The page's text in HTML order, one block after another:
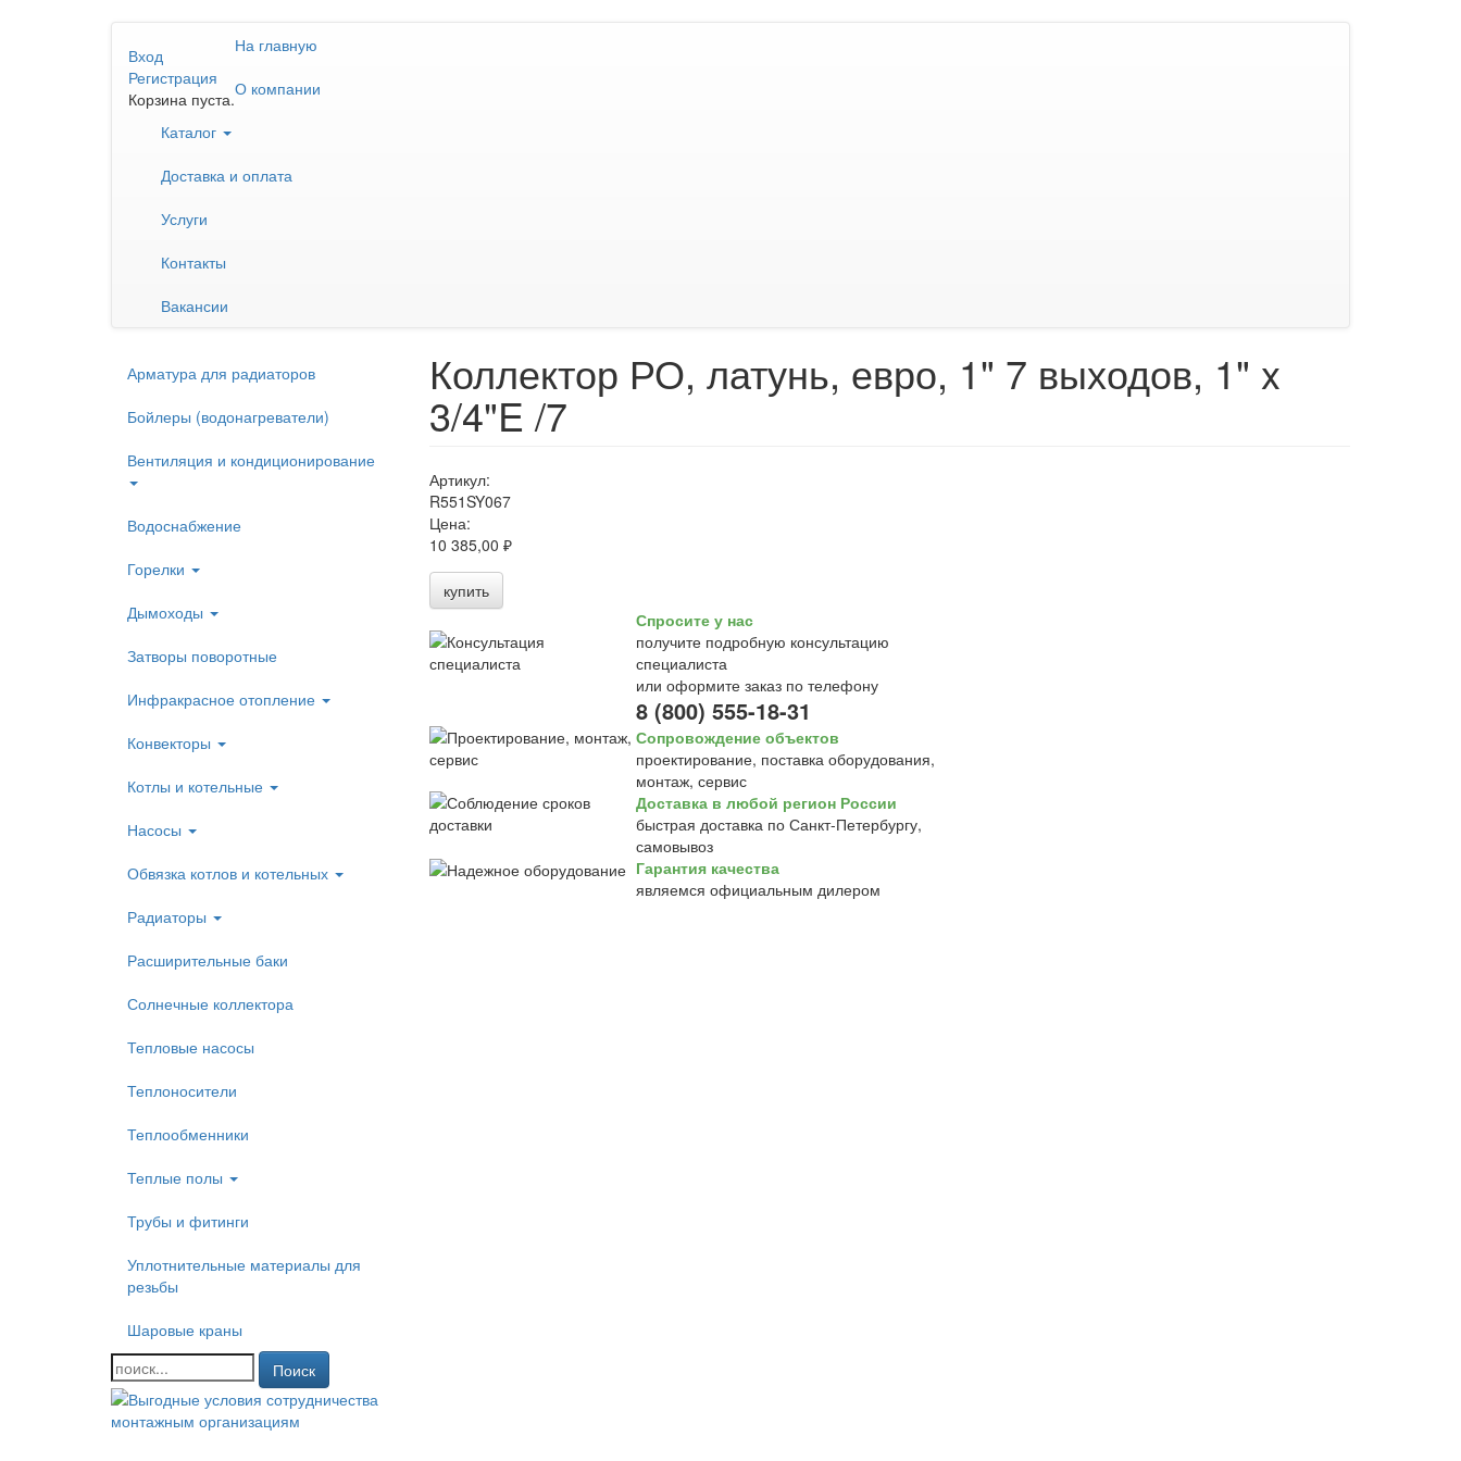
Вход
Регистрация
Корзина пуста.
На главную
О компании
Каталог
Доставка и оплата
Услуги
Контакты
Вакансии
Арматура для радиаторов
Бойлеры (водонагреватели)
Вентиляция и кондиционирование
Водоснабжение
Горелки
Дымоходы
Затворы поворотные
Инфракрасное отопление
Конвекторы
Котлы и котельные
Насосы
Обвязка котлов и котельных
Радиаторы
Расширительные баки
Солнечные коллектора
Тепловые насосы
Теплоносители
Теплообменники
Теплые полы
Трубы и фитинги
Уплотнительные материалы для
резьбы
Шаровые краны
Поиск
Коллектор РО, латунь, евро, 1" 7 выходов, 1" x
3/4"E /7
Артикул:
R551SY067
Цена:
10 385,00 ₽
купить
Спросите у нас
получите подробную консультацию
специалиста
или оформите заказ по телефону
8 (800) 555-18-31
Сопровождение объектов
проектирование, поставка оборудования,
монтаж, сервис
Доставка в любой регион России
быстрая доставка по Санкт-Петербургу,
самовывоз
Гарантия качества
являемся официальным дилером